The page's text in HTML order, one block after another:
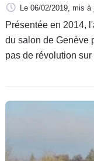
Moto
Marques
Le 06/02/2019, mis à
Présentée en 2014,
du salon de Genève
pas de révolution
sortie européenne.